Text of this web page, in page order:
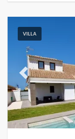
VILLA
Previous